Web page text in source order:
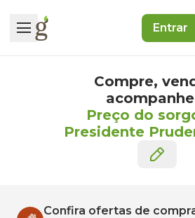
Entrar
Compre,
Preço do
Presidente
Confira ofertas de